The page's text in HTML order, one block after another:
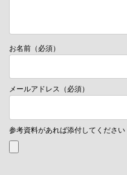
お名前（必須）
メールアドレス（必須）
参考資料があれば添付してください